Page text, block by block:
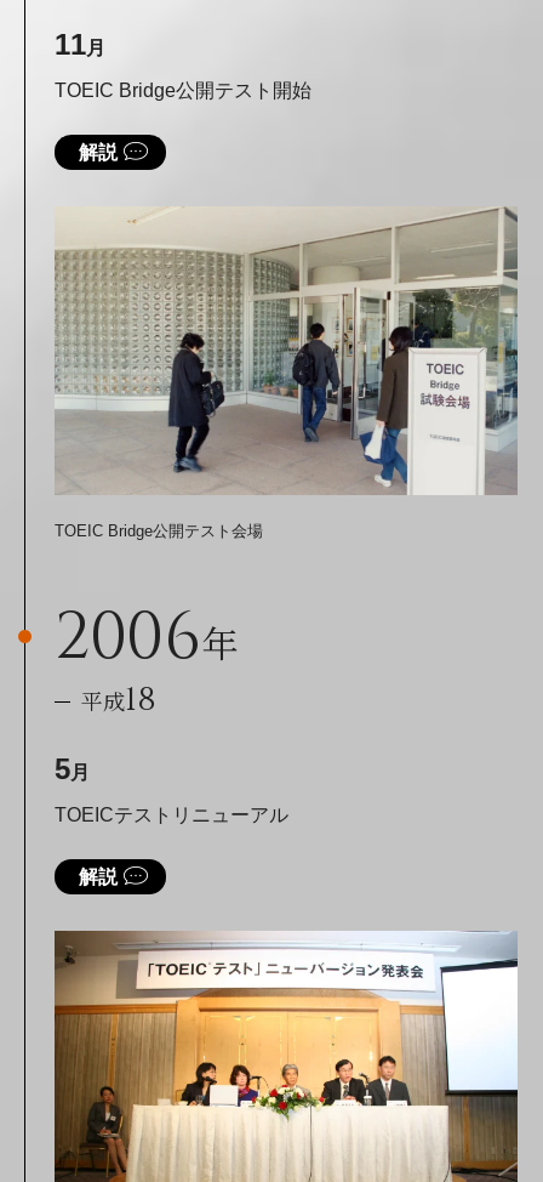
11月
TOEIC Bridge公開テスト開始
解説
TOEIC Bridge公開テスト会場
2006年
平成18
5月
TOEICテストリニューアル
解説